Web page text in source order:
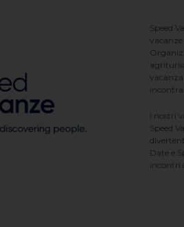
Speed
I nostri
Speed
Date e
incontri